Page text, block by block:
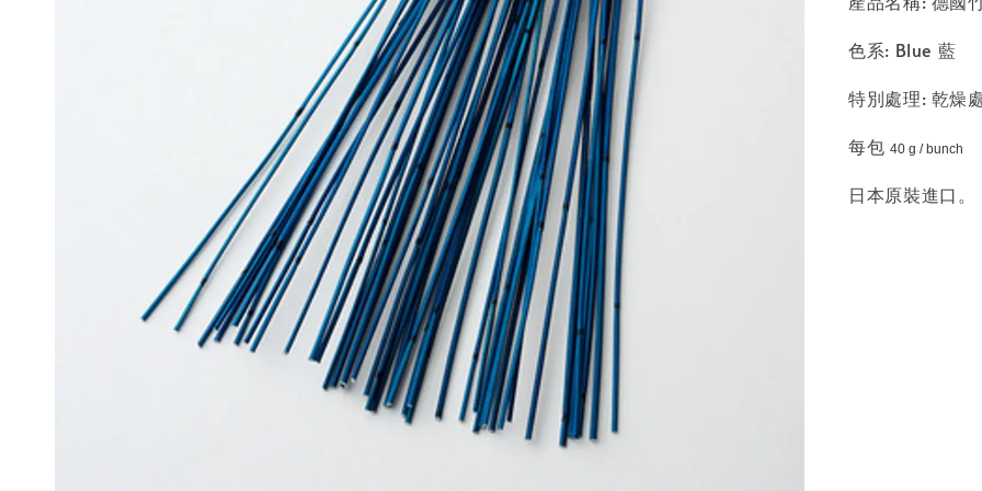
色系: Blue 藍
特別處理: 乾燥
每包 40 g / bunch
日本原裝進口。